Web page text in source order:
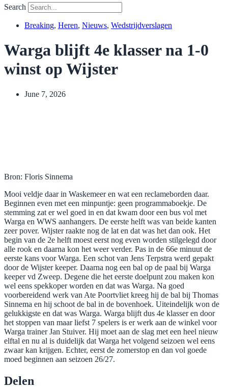
Search
Breaking, Heren, Nieuws, Wedstrijdverslagen
Warga blijft 4e klasser na 1-0
winst op Wijster
June 7, 2026
Bron: Floris Sinnema
Mooi veldje daar in Waskemeer en wat een reclameborden daar.
Beginnen even met een minpuntje: geen programmaboekje. De
stemming zat er wel goed in en dat kwam door een bus vol met
Warga en WWS aanhangers. De eerste helft was van beide kanten
zeer pover. Wijster raakte nog de lat en dat was het dan ook. Het
begin van de 2e helft moest eerst nog even worden stilgelegd door
alle rook en daarna kon het weer verder. Pas in de 66e minuut de
eerste kans voor Warga. Een schot van Jens Terpstra werd gepakt
door de Wijster keeper. Daarna nog een bal op de paal bij Warga
keeper vd Zweep. Degene die het eerste doelpunt zou maken kon
wel eens spekkoper worden en dat was Warga. Na goed
voorbereidend werk van Ate Poortvliet kreeg hij de bal bij Thomas
Sinnema en hij schoot de bal in de bovenhoek. Uiteindelijk won de
gelukkigste en dat was Warga. Warga blijft dus 4e klasser en door
het stoppen van maar liefst 7 spelers is er werk aan de winkel voor
Warga trainer Jan Stuiver. Hij moet aan de slag met een heel nieuw
elftal en nu al is duidelijk dat Warga het volgend seizoen wel eens
zwaar kan krijgen. Echter, eerst de zomerstop en dan vol goede
moed beginnen aan seizoen 26/27.
Delen